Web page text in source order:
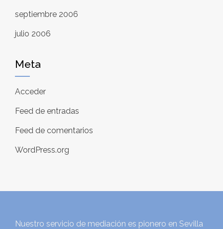
septiembre 2006
julio 2006
Meta
Acceder
Feed de entradas
Feed de comentarios
WordPress.org
Nuestro servicio de mediación es pionero en Sevilla